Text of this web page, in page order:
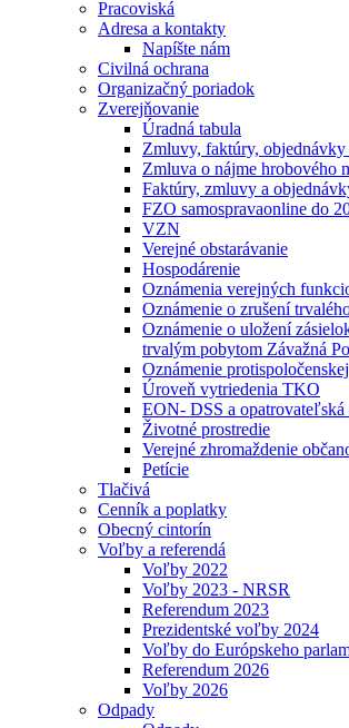
Pracoviská
Adresa a kontakty
Napíšte nám
Civilná ochrana
Organizačný poriadok
Zverejňovanie
Úradná tabula
Zmluvy, faktúry, objednávky
Zmluva o nájme hrobového
Faktúry, zmluvy a
FZO samospravaonline do
VZN
Verejné obstarávanie
Hospodárenie
Oznámenia verejných
Oznámenie o zrušení
Oznámenie o uložení
trvalým pobytom Závažná
Oznámenie
Úroveň vytriedenia TKO
EON- DSS a opatrovateľská
Životné prostredie
Verejné zhromaždenie
Petície
Tlačivá
Cenník a poplatky
Obecný cintorín
Voľby a referendá
Voľby 2022
Voľby 2023 - NRSR
Referendum 2023
Prezidentské voľby 2024
Voľby do Európskeho
Referendum 2026
Voľby 2026
Odpady